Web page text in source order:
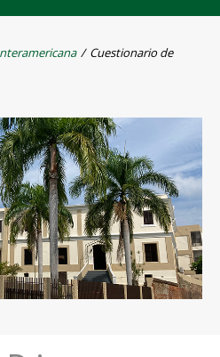
/ Cuestionario de